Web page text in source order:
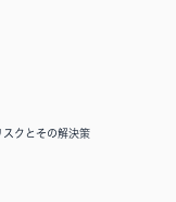
スクとその解決策